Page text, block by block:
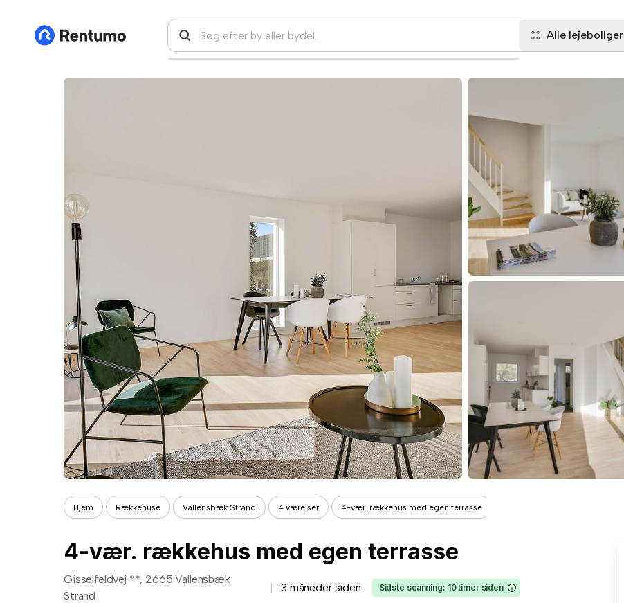
Alle lejeboliger
Hjem Rækkehuse Vallensbæk Strand 4 værelser 4-vær. rækkehus med egen terrasse
4-vær. rækkehus med egen terrasse
Gisselfeldvej **, 2665 Vallensbæk
Strand
3 måneder siden Sidste scanning: 10 timer siden